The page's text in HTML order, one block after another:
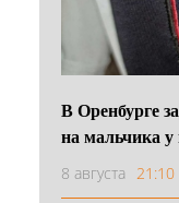
В Оренбурге
на мальчика у
8 августа 21:10